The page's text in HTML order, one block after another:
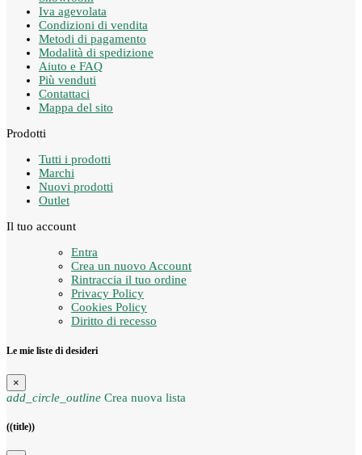
Iva agevolata
Condizioni di vendita
Metodi di pagamento
Modalità di spedizione
Aiuto e FAQ
Più venduti
Contattaci
Mappa del sito
Prodotti
Tutti i prodotti
Marchi
Nuovi prodotti
Outlet
Il tuo account
Entra
Crea un nuovo Account
Rintraccia il tuo ordine
Privacy Policy
Cookies Policy
Diritto di recesso
Le mie liste di desideri
×
add_circle_outline Crea nuova lista
((title))